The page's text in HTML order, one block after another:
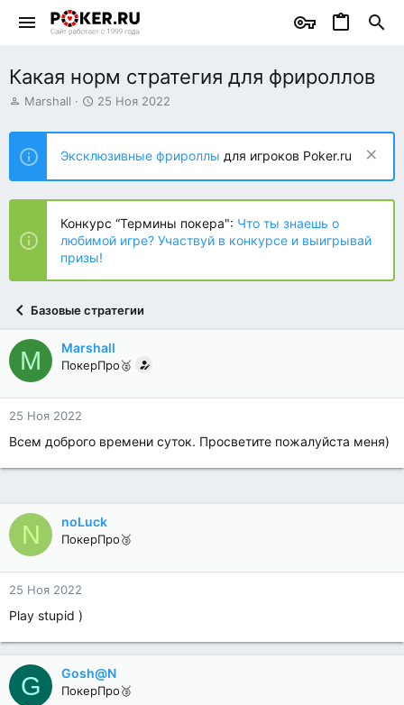
Какая норм стратегия для фрироллов
А
т
о
р
т
е
ы
Marshall
Д
т
н
а
ч
л
а
25 Ноя 2022
Эксклюзивные фрироллы для игроков Poker.ru
Конкурс “Термины покера": Что ты знаешь о
любимой игре? Участвуй в конкурсе и выигрывай
призы!
Базовые стратегии
M Marshall
ПокерПро🥈
25 Ноя 2022
Всем доброго времени суток. Просветите пожалуйста меня)
N noLuck
ПокерПро🥉
25 Ноя 2022
Play stupid )
G Gosh@N
ПокерПро🥉